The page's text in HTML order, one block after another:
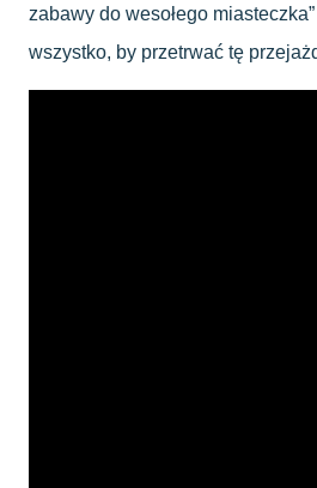
zabawy do wesołego
wszystko, by przetrwać tę